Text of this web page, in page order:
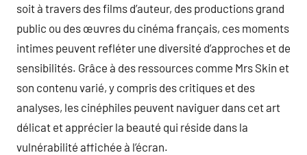
soit à travers des films d’auteur, des productions grand
public ou des œuvres du cinéma français, ces moments
intimes peuvent refléter une diversité d’approches et de
sensibilités. Grâce à des ressources comme Mrs Skin et
son contenu varié, y compris des critiques et des
analyses, les cinéphiles peuvent naviguer dans cet art
délicat et apprécier la beauté qui réside dans la
vulnérabilité affichée à l’écran.